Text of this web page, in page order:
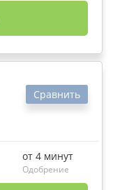
Сравнить
от 4 минут
Одобрение